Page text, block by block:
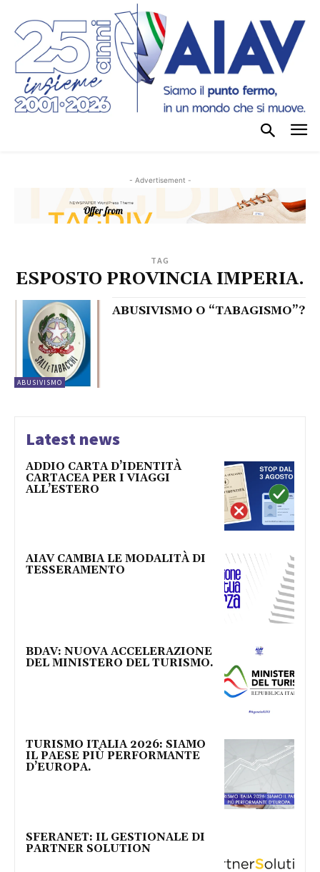
- Advertisement -
TAG
ESPOSTO PROVINCIA IMPERIA.
ABUSIVISMO
ABUSIVISMO O “TABAGISMO”?
Latest news
ADDIO CARTA D’IDENTITÀ
CARTACEA PER I VIAGGI
ALL’ESTERO
AIAV CAMBIA LE MODALITÀ DI
TESSERAMENTO
BDAV: NUOVA ACCELERAZIONE
DEL MINISTERO DEL TURISMO.
TURISMO ITALIA 2026: SIAMO
IL PAESE PIÙ PERFORMANTE
D’EUROPA.
SFERANET: IL GESTIONALE DI
PARTNER SOLUTION